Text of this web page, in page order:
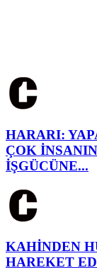
HARARI:
ÇOK
İŞGÜCÜNE...
KAHİNDEN
HAREKET